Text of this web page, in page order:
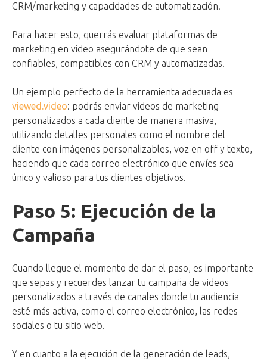
CRM/marketing y capacidades de automatización.
Para hacer esto, querrás evaluar plataformas de
marketing en video asegurándote de que sean
confiables, compatibles con CRM y automatizadas.
Un ejemplo perfecto de la herramienta adecuada es
viewed.video: podrás enviar videos de marketing
personalizados a cada cliente de manera masiva,
utilizando detalles personales como el nombre del
cliente con imágenes personalizables, voz en off y texto,
haciendo que cada correo electrónico que envíes sea
único y valioso para tus clientes objetivos.
Paso 5: Ejecución de la
Campaña
Cuando llegue el momento de dar el paso, es importante
que sepas y recuerdes lanzar tu campaña de videos
personalizados a través de canales donde tu audiencia
esté más activa, como el correo electrónico, las redes
sociales o tu sitio web.
Y en cuanto a la ejecución de la generación de leads,